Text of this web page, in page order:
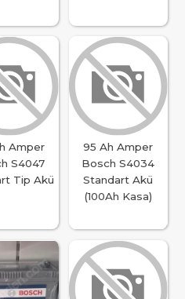
Amper
S4047
Tip Akü
95 Ah Amper
Bosch S4034
Standart Akü
(100Ah Kasa)